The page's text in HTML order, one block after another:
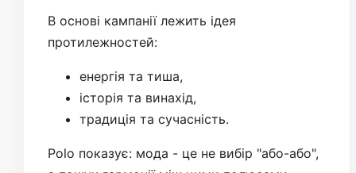
В основі кампанії лежить ідея
протилежностей:
енергія та тиша,
історія та винахід,
традиція та сучасність.
Polo показує: мода - це не вибір "або-або",